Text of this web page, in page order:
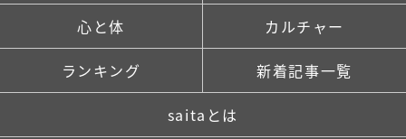
心と体 カルチャー
ランキング 新着記事一覧
saitaとは